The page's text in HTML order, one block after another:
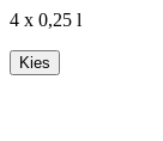
4 x 0,25 l
Kies